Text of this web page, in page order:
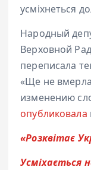
усміхнеться
Народный
Верховной
переписала
«Ще не
изменению
опубликовала
«Розквітає
Усміхається